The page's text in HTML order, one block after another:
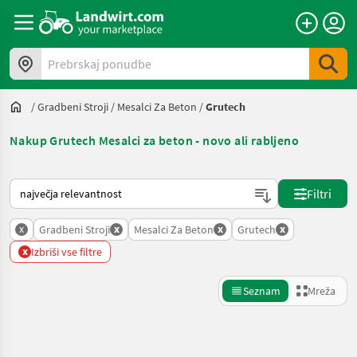
Prebrskaj ponudbe
/Gradbeni Stroji / Mesalci Za Beton /Grutech
Nakup Grutech Mesalci za beton - novo ali rabljeno
Tako je razvrščeno na Landwirt.com
Filtri
x Gradbeni Stroji x Mesalci Za Beton x Grutech x
x Izbriši vse filtre
Seznam Mreža